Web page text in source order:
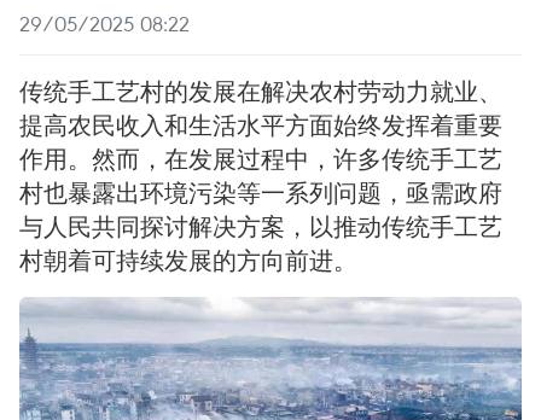
29/05/2025 08:22
传统手工艺村的发展在解决农村劳动力就业、
提高农民收入和生活水平方面始终发挥着重要
作用。然而，在发展过程中，许多传统手工艺
村也暴露出环境污染等一系列问题，亟需政府
与人民共同探讨解决方案，以推动传统手工艺
村朝着可持续发展的方向前进。